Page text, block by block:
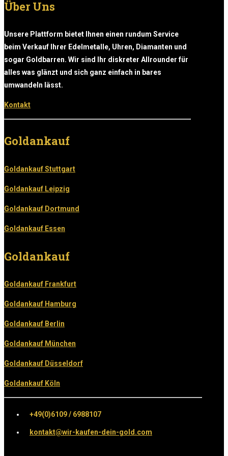
Über Uns
Unsere Plattform bietet Ihnen einen rundum Service
beim Verkauf Ihrer Edelmetalle, Uhren, Diamanten und
sogar Goldbarren. Wir sind Ihr diskreter Allrounder für
alles was glänzt und sich ganz einfach in bares
umwandeln lässt.
Kontakt
Goldankauf
Goldankauf Stuttgart
Goldankauf Leipzig
Goldankauf Dortmund
Goldankauf Essen
Goldankauf
Goldankauf Frankfurt
Goldankauf Hamburg
Goldankauf Berlin
Goldankauf München
Goldankauf Düsseldorf
Goldankauf Köln
+49(0)6109 / 6988107
kontakt@wir-kaufen-dein-gold.com